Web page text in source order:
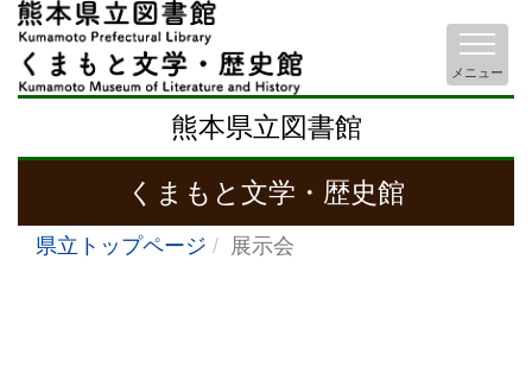
熊本県立図書館
くまもと文学・歴史館
メニュー
県立トップページ 展示会